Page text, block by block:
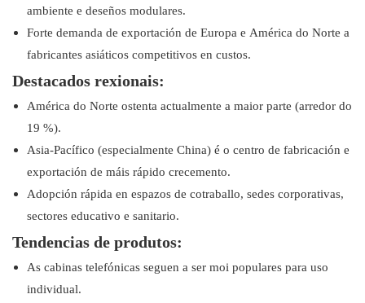
ambiente e deseños modulares.
Forte demanda de exportación de Europa e América do Norte a
fabricantes asiáticos competitivos en custos.
Destacados rexionais:
América do Norte ostenta actualmente a maior parte (arredor do
19 %).
Asia-Pacífico (especialmente China) é o centro de fabricación e
exportación de máis rápido crecemento.
Adopción rápida en espazos de cotraballo, sedes corporativas,
sectores educativo e sanitario.
Tendencias de produtos:
As cabinas telefónicas seguen a ser moi populares para uso
individual.